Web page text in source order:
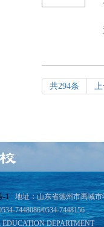
共294条
-1
地址：山东省德州市禹城
7448086/0534-7448156
DEPARTMENT